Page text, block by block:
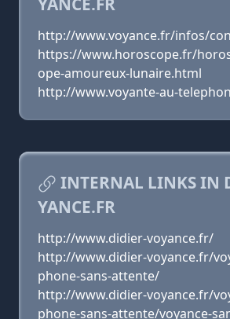
http://www.voyance.fr/infos/
https://www.horoscope.fr/
ope-amoureux-lunaire.html
http://www.voyante-au-
INTERNAL LINKS IN
YANCE.FR
http://www.didier-voyance.fr/
http://www.didier-voyance.fr/
phone-sans-attente/
http://www.didier-voyance.fr/
phone-sans-attente/voyance-